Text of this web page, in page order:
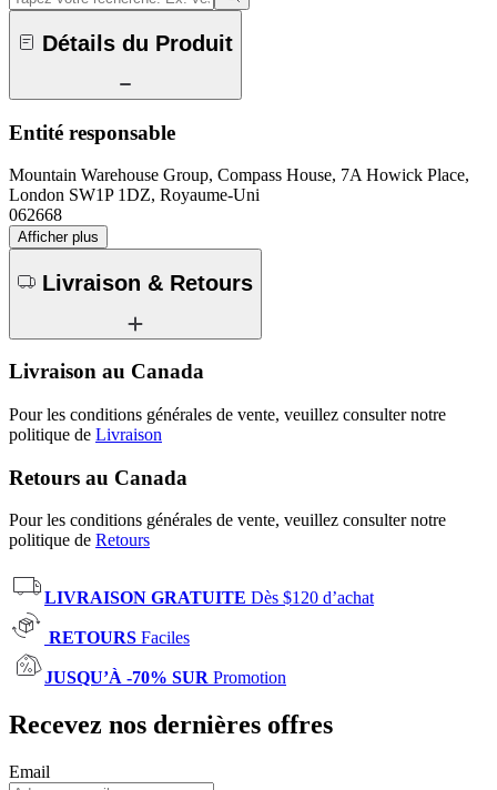
Détails du Produit
Entité responsable
Mountain Warehouse Group, Compass House, 7A Howick Place,
London SW1P 1DZ, Royaume-Uni
062668
Afficher plus
Livraison & Retours
Livraison au Canada
Pour les conditions générales de vente, veuillez consulter notre
politique de Livraison
Retours au Canada
Pour les conditions générales de vente, veuillez consulter notre
politique de Retours
LIVRAISON GRATUITE Dès $120 d’achat
RETOURS Faciles
JUSQU’À -70% SUR Promotion
Recevez nos dernières offres
Email